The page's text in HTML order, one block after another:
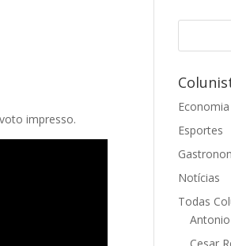
impresso.
Economia
Esportes
Notícias
Todas